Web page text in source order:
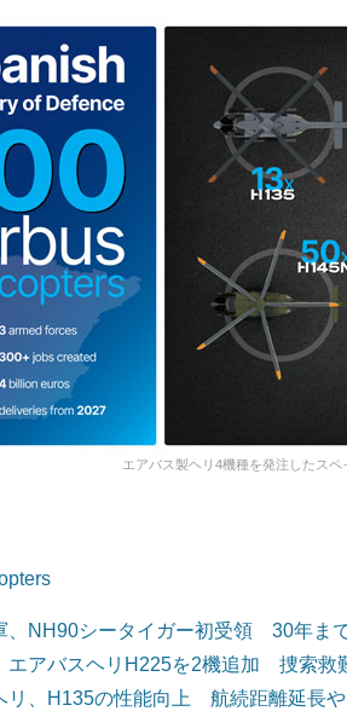
エアバス製ヘリ4機種を発注したスペ
、NH90シータイガー初受領 30年ま
エアバスヘリH225を2機追加 捜索救
リ、H135の性能向上 航続距離延長